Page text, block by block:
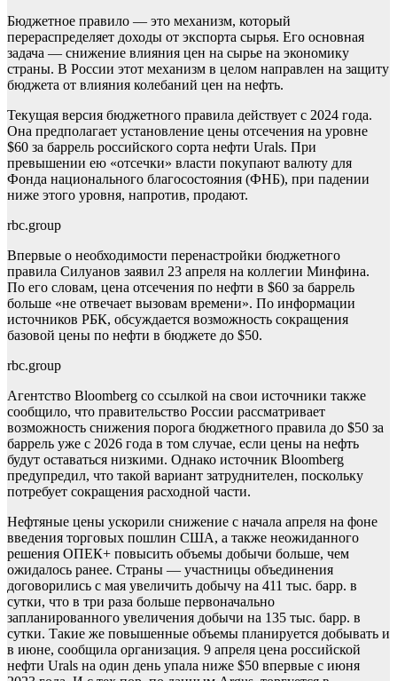
Бюджетное правило — это механизм, который
перераспределяет доходы от экспорта сырья. Его основная
задача — снижение влияния цен на сырье на экономику
страны. В России этот механизм в целом направлен на защиту
бюджета от влияния колебаний цен на нефть.
Текущая версия бюджетного правила действует с 2024 года.
Она предполагает установление цены отсечения на уровне
$60 за баррель российского сорта нефти Urals. При
превышении ею «отсечки» власти покупают валюту для
Фонда национального благосостояния (ФНБ), при падении
ниже этого уровня, напротив, продают.
rbc.group
Впервые о необходимости перенастройки бюджетного
правила Силуанов заявил 23 апреля на коллегии Минфина.
По его словам, цена отсечения по нефти в $60 за баррель
больше «не отвечает вызовам времени». По информации
источников РБК, обсуждается возможность сокращения
базовой цены по нефти в бюджете до $50.
rbc.group
Агентство Bloomberg со ссылкой на свои источники также
сообщило, что правительство России рассматривает
возможность снижения порога бюджетного правила до $50 за
баррель уже с 2026 года в том случае, если цены на нефть
будут оставаться низкими. Однако источник Bloomberg
предупредил, что такой вариант затруднителен, поскольку
потребует сокращения расходной части.
Нефтяные цены ускорили снижение с начала апреля на фоне
введения торговых пошлин США, а также неожиданного
решения ОПЕК+ повысить объемы добычи больше, чем
ожидалось ранее. Страны — участницы объединения
договорились с мая увеличить добычу на 411 тыс. барр. в
сутки, что в три раза больше первоначально
запланированного увеличения добычи на 135 тыс. барр. в
сутки. Такие же повышенные объемы планируется добывать и
в июне, сообщила организация. 9 апреля цена российской
нефти Urals на один день упала ниже $50 впервые с июня